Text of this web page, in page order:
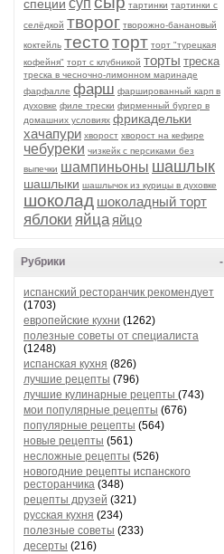
специи суп тартинки тартинки с
селёдкой творог творожно-банановый
коктейль тестоторт торт "турецкая
кофейня" торт с клубникой торты треска
треска в чесночно-лимонном маринаде
фарфалле фарш фаршированный карп в
духовке филе трески фирменный бургер в
домашних условиях фрикадельки
хачапури хворост хворост на кефире
чебуреки чизкейк с персиками без
выпечки шампиньоны шашлык
шашлыки шашлычок из курицы в духовке
шоколад шоколадный торт
яблоки яйца яйцо
-
Рубрики
испанский ресторанчик рекомендует
(1703)
европейские кухни (1262)
полезные советы от специалиста
(1248)
испанская кухня (826)
лучшие рецепты (796)
лучшие кулинарные рецепты (743)
мои популярные рецепты (676)
популярные рецепты (564)
новые рецепты (561)
несложные рецепты (526)
новогодние рецепты испанского
ресторанчика (348)
рецепты друзей (321)
русская кухня (234)
полезные советы (233)
десерты (216)